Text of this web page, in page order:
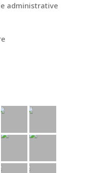
administrative